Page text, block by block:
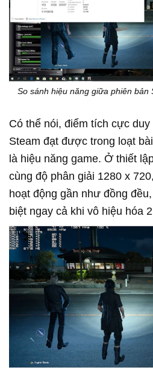
So sánh hiệu năng giữa phiên bản
Có thể nói, điểm tích cực
Steam đạt được trong loạt
là hiệu năng game. Ở thiết
cùng độ phân giải 1280 x
hoạt động gần như đồng
biệt ngay cả khi vô hiệu hóa